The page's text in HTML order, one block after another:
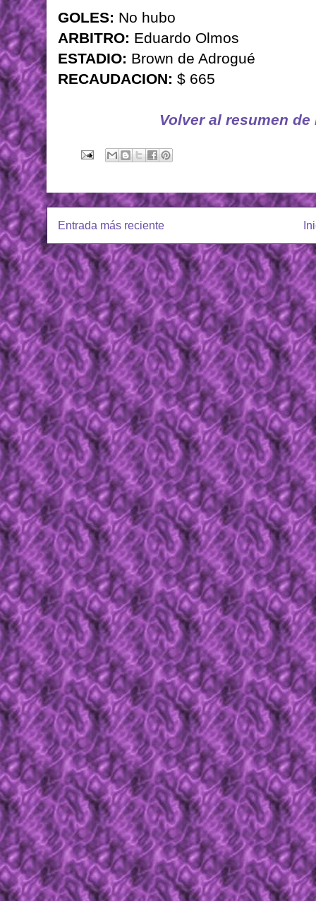
GOLES: No hubo
ARBITRO: Eduardo Olmos
ESTADIO: Brown de Adrogué
RECAUDACION: $ 665
Volver al resumen
Entrada más reciente